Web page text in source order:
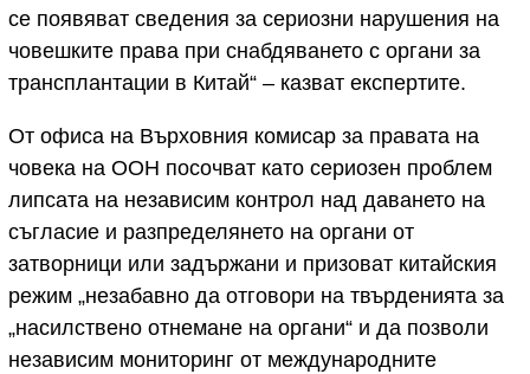
се появяват сведения за сериозни нарушения на
човешките права при снабдяването с органи за
трансплантации в Китай“ – казват експертите.
От офиса на Върховния комисар за правата на
човека на ООН посочват като сериозен проблем
липсата на независим контрол над даването на
съгласие и разпределянето на органи от
затворници или задържани и призоват китайския
режим „незабавно да отговори на твърденията за
„насилствено отнемане на органи“ и да позволи
независим мониторинг от международните